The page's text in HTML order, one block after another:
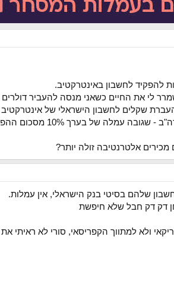
מכירים אלטרנטיבה זולה יותר?
שלהם בסיטי בנק הישראלי, אין עמלות.
דק דק חבל שלא חיפשת